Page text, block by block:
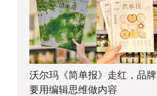
沃尔玛《简单报》走红，品牌
要用编辑思维做内容